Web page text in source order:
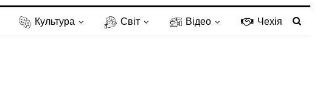
Культура Світ Відео Чехія